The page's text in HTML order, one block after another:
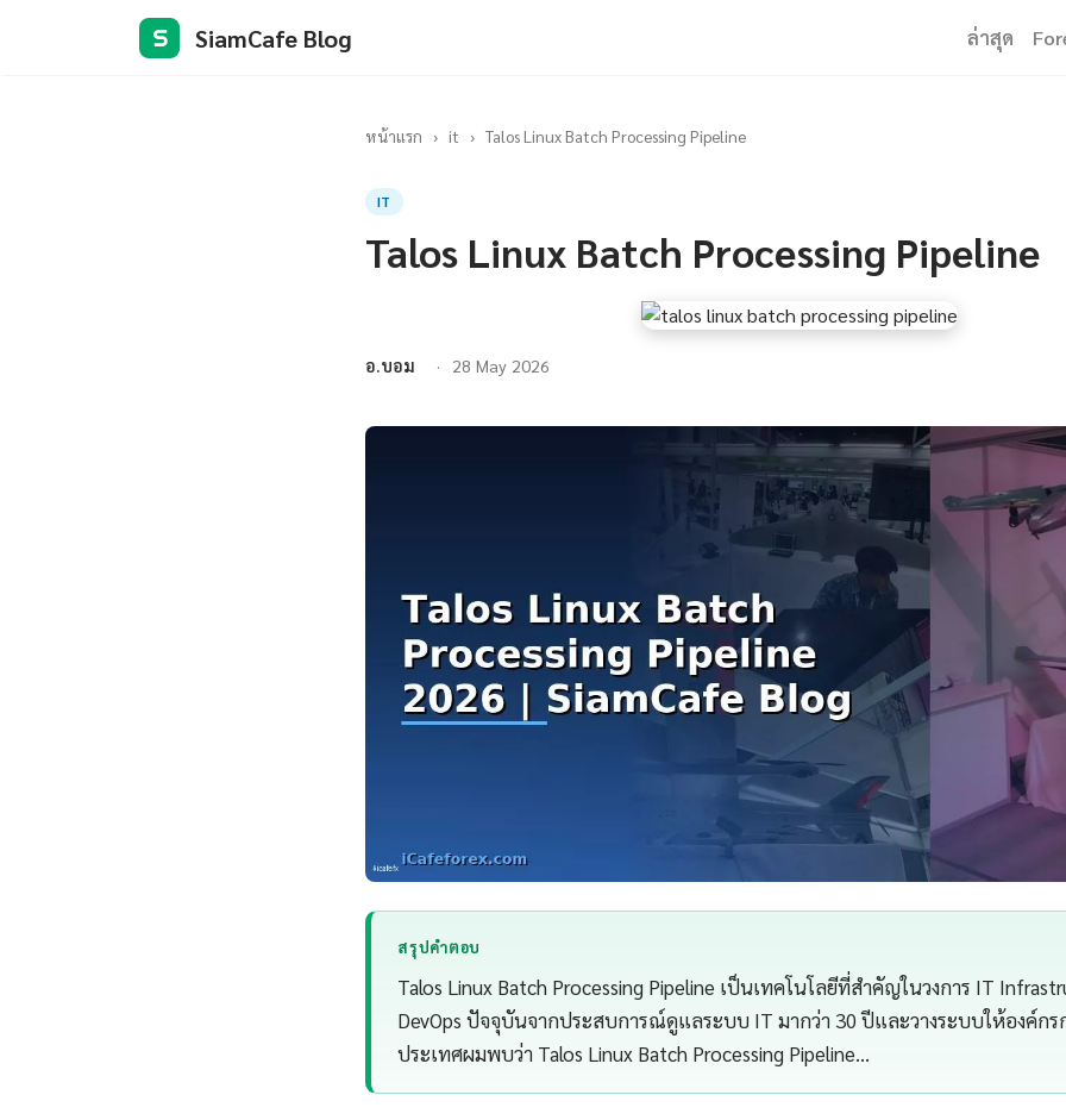
S SiamCafe Blog ล่าสุด
หน้าแรก › it › Talos Linux Batch Processing Pipeline
IT
Talos Linux Batch Processing Pipeline
อ.บอม 28 May 2026
สรุปคำตอบ
Talos Linux Batch Processing Pipeline เป็นเทคโนโลยีที่สำคัญในวงการ IT
DevOps ปัจจุบันจากประสบการณ์ดูแลระบบ IT มากว่า 30 ปีและวางระบบให้องค์กร
ประเทศผมพบว่า Talos Linux Batch Processing Pipeline…